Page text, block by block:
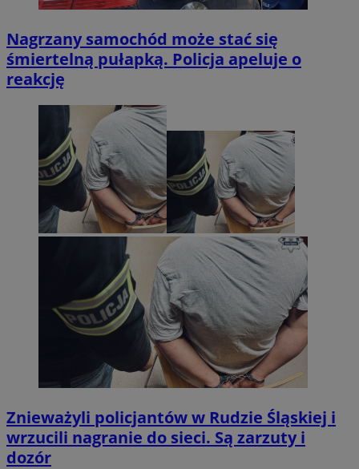
Nagrzany samochód może stać się
śmiertelną pułapką. Policja apeluje o
reakcję
Znieważyli policjantów w Rudzie Śląskiej i
wrzucili nagranie do sieci. Są zarzuty i
dozór